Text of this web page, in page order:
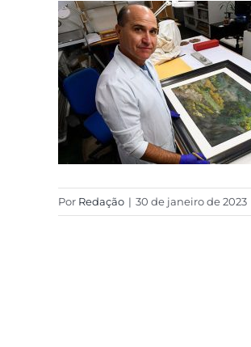
Por Redação | 30 de janeiro de 2023